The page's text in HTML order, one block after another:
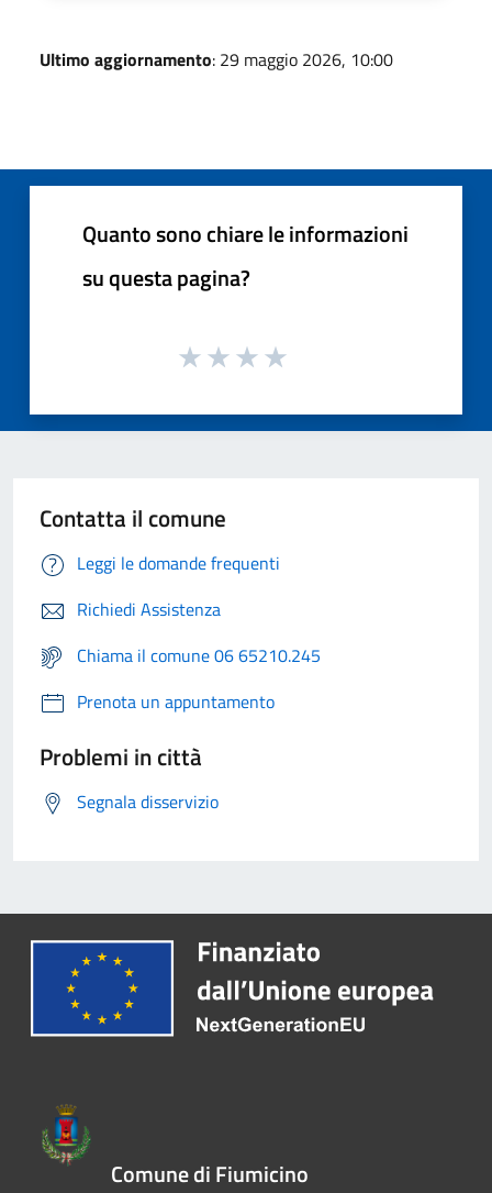
Ultimo aggiornamento: 29 maggio 2026, 10:00
Quanto sono chiare le informazioni
su questa pagina?
Contatta il comune
Leggi le domande frequenti
Richiedi Assistenza
Chiama il comune 06 65210.245
Prenota un appuntamento
Problemi in città
Segnala disservizio
Comune di Fiumicino